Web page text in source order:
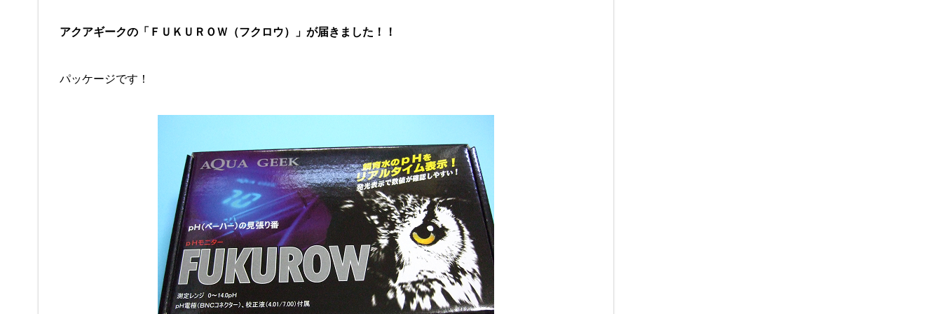
アクアギークの「ＦＵＫＵＲＯＷ（フクロウ）」が届きました！！
パッケージです！